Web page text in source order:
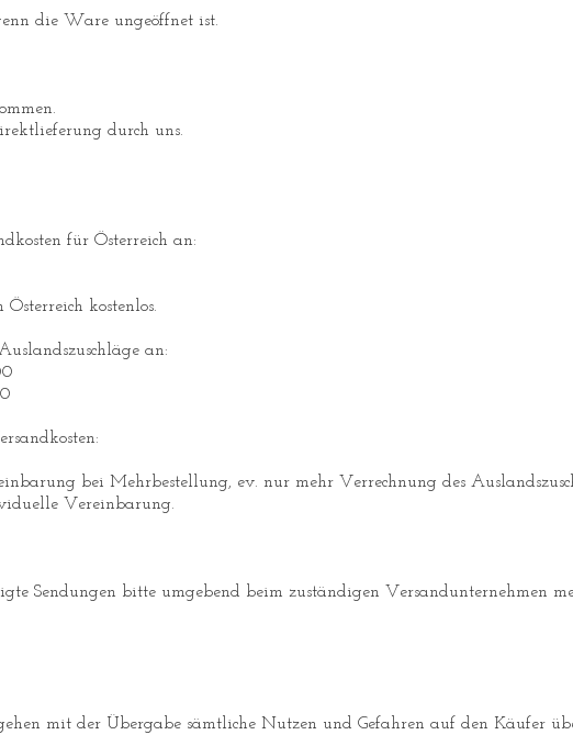
die Ware ungeöffnet ist.
durch uns.
für Österreich an:
kostenlos.
an:
bei Mehrbestellung, ev. nur mehr Verrechnung des
Vereinbarung.
Sendungen bitte umgebend beim zuständigen Versandunternehmen
mit der Übergabe sämtliche Nutzen und Gefahren auf den Käufer